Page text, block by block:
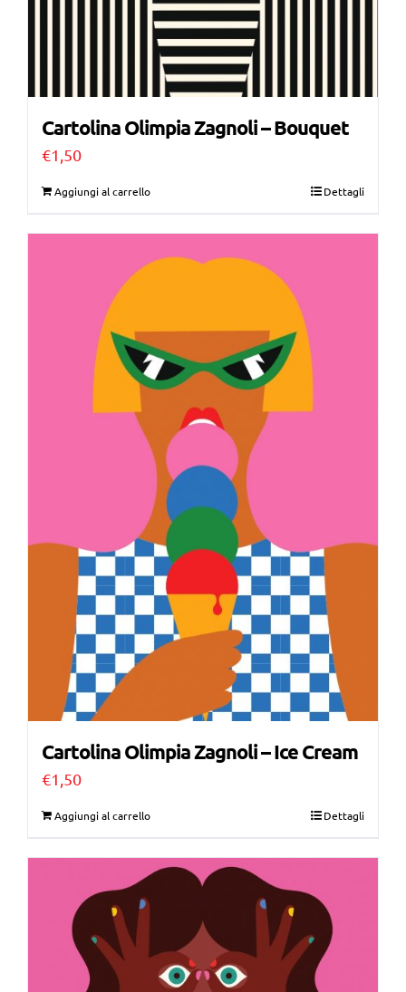
Cartolina Olimpia Zagnoli – Bouquet
€1,50
Aggiungi al carrello Dettagli
Cartolina Olimpia Zagnoli – Ice Cream
€1,50
Aggiungi al carrello Dettagli